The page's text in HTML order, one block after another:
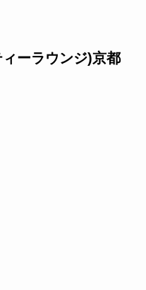
ーラウンジ)京都